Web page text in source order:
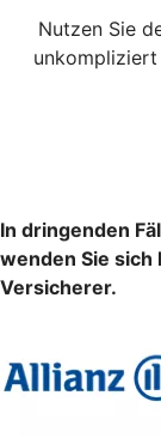
Nutzen Sie
unkompliziert
In dringenden
wenden Sie
Versicherer.